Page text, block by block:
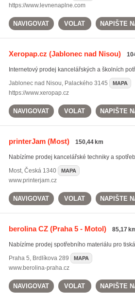
https://www.levnenaplne.com
NAVIGOVAT VOLAT NAPIŠTE
Xeropap.cz (Jablonec nad Nisou)
Internetový prodej kancelářských a školních
Jablonec nad Nisou, Palackého 3145 MAPA
https://www.xeropap.cz
NAVIGOVAT VOLAT NAPIŠTE
printerJam(Most) 150,44 km
Nabízíme prodej kancelářské techniky a
Most, Česká 1340 MAPA
www.printerjam.cz
NAVIGOVAT VOLAT NAPIŠTE
berolina CZ(Praha 5 - Motol) 85,17
Nabízíme prodej spotřebního materiálu pro
Praha 5, Brdlíkova 289 MAPA
www.berolina-praha.cz
NAVIGOVAT VOLAT NAPIŠTE